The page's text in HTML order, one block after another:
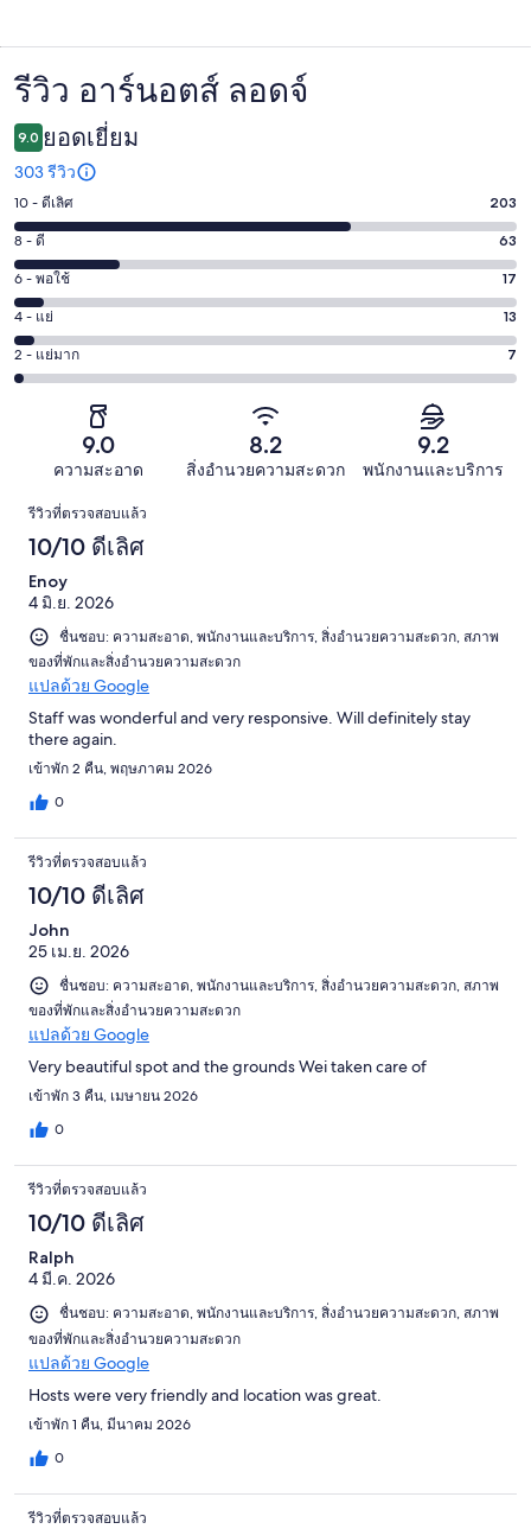
รีวิว
รีวิว อาร์นอตส์ ลอดจ์
9.0 ยอดเยี่ยม
303 รีวิว
คะแนน
10
-
ดี
เลิศ
203
จาก
10 - ดีเลิศ 203
คะแนน
8
-
ดี
63
จาก
8 - ดี 63
คะแนน
6
-
พอใช้
17
6 - พอใช้ 17
คะแนน
4
-
รีวิว
4 - แย่ 13
คะแนน
2
จาก
303
รีวิว
2 - แย่มาก 7
9.0
ความสะอาด
8.2
สิ่งอำนวยความสะดวก
9.2
พนักงานและบริการ
รีวิว
รีวิวที่ตรวจสอบแล้ว
10/10 ดีเลิศ
Enoy
4 มิ.ย. 2026
ชื่นชอบ: ความสะอาด, พนักงานและบริการ, สิ่งอำนวยความสะดวก, สภาพ
ของที่พักและสิ่งอำนวยความสะดวก
แปลด้วย Google
Staff was wonderful and very responsive. Will definitely stay
there again.
เข้าพัก 2 คืน, พฤษภาคม 2026
0
รีวิวที่ตรวจสอบแล้ว
10/10 ดีเลิศ
John
25 เม.ย. 2026
ชื่นชอบ: ความสะอาด, พนักงานและบริการ, สิ่งอำนวยความสะดวก, สภาพ
ของที่พักและสิ่งอำนวยความสะดวก
แปลด้วย Google
Very beautiful spot and the grounds Wei taken care of
เข้าพัก 3 คืน, เมษายน 2026
0
รีวิวที่ตรวจสอบแล้ว
10/10 ดีเลิศ
Ralph
4 มี.ค. 2026
ชื่นชอบ: ความสะอาด, พนักงานและบริการ, สิ่งอำนวยความสะดวก, สภาพ
ของที่พักและสิ่งอำนวยความสะดวก
แปลด้วย Google
Hosts were very friendly and location was great.
เข้าพัก 1 คืน, มีนาคม 2026
0
รีวิวที่ตรวจสอบแล้ว